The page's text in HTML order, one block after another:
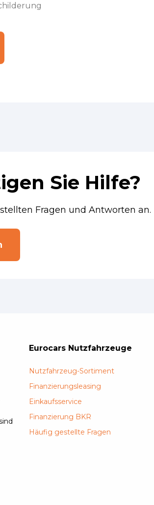
Sie Hilfe?
Fragen und Antworten an.
Eurocars Nutzfahrzeuge
Nutzfahrzeug-Sortiment
Finanzierungsleasing
Einkaufsservice
Finanzierung BKR
Häufig gestellte Fragen